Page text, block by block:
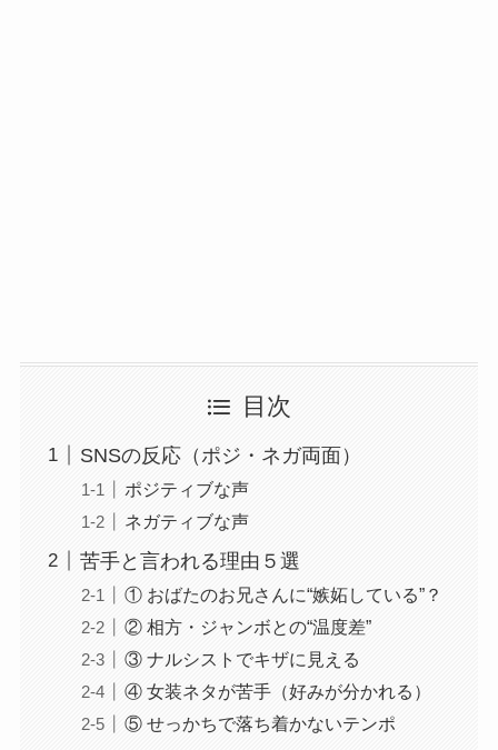
目次
SNSの反応（ポジ・ネガ両面）
ポジティブな声
ネガティブな声
苦手と言われる理由５選
① おばたのお兄さんに“嫉妬している”？
② 相方・ジャンボとの“温度差”
③ ナルシストでキザに見える
④ 女装ネタが苦手（好みが分かれる）
⑤ せっかちで落ち着かないテンポ